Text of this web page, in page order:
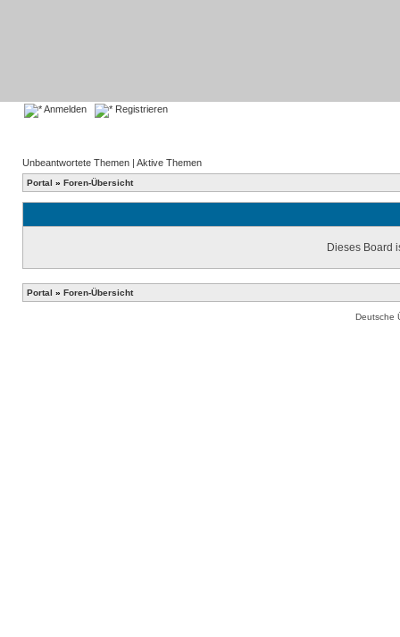
Anmelden Registrieren
Unbeantwortete Themen | Aktive Themen
Portal » Foren-Übersicht
Dieses Board
Portal » Foren-Übersicht
Deutsche